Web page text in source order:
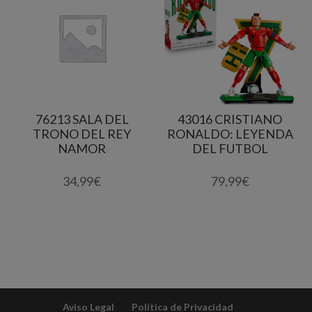
76213 SALA DEL
TRONO DEL REY
NAMOR
34,99€
43016 CRISTIANO
RONALDO: LEYENDA
DEL FUTBOL
79,99€
Aviso Legal Política de Privacidad